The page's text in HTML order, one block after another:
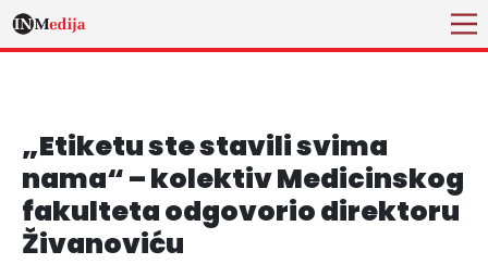
„Etiketu ste stavili svima
nama“ – kolektiv Medicinskog
fakulteta odgovorio direktoru
Živanoviću